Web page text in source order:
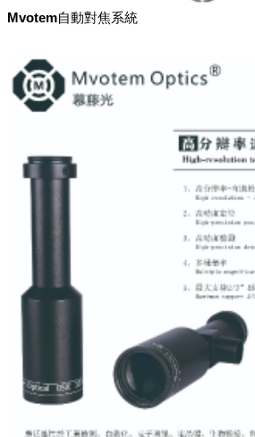
Mvotem自動對焦系統